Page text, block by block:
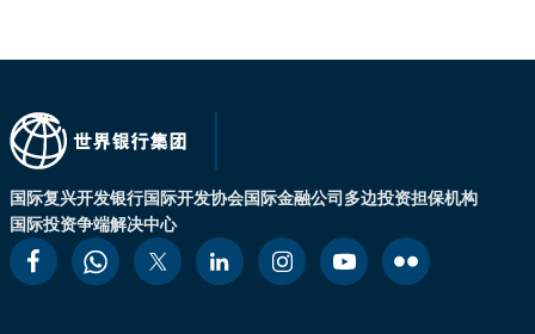
国际复兴开发银行国际开发协会国际金融公司多边投资担保机构
国际投资争端解决中心